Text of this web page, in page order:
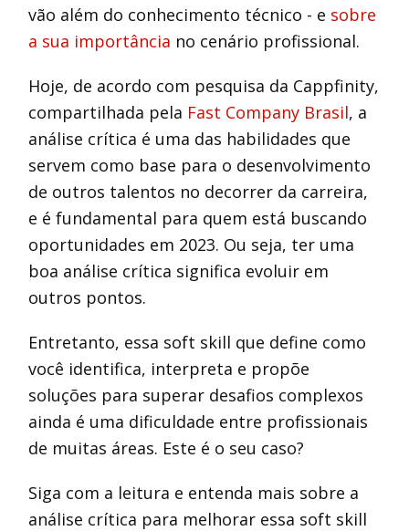
vão além do conhecimento técnico - e sobre
a sua importância no cenário profissional.
Hoje, de acordo com pesquisa da Cappfinity,
compartilhada pela Fast Company Brasil, a
análise crítica é uma das habilidades que
servem como base para o desenvolvimento
de outros talentos no decorrer da carreira,
e é fundamental para quem está buscando
oportunidades em 2023. Ou seja, ter uma
boa análise crítica significa evoluir em
outros pontos.
Entretanto, essa soft skill que define como
você identifica, interpreta e propõe
soluções para superar desafios complexos
ainda é uma dificuldade entre profissionais
de muitas áreas. Este é o seu caso?
Siga com a leitura e entenda mais sobre a
análise crítica para melhorar essa soft skill